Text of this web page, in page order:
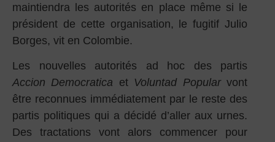
maintiendra les autorités en place même si le
président de cette organisation, le fugitif Julio
Borges, vit en Colombie.
Les nouvelles autorités ad hoc des partis
Accion Democratica et Voluntad Popularvont
être reconnues immédiatement par le reste des
partis politiques qui a décidé d’aller aux urnes.
Des tractations vont alors commencer pour